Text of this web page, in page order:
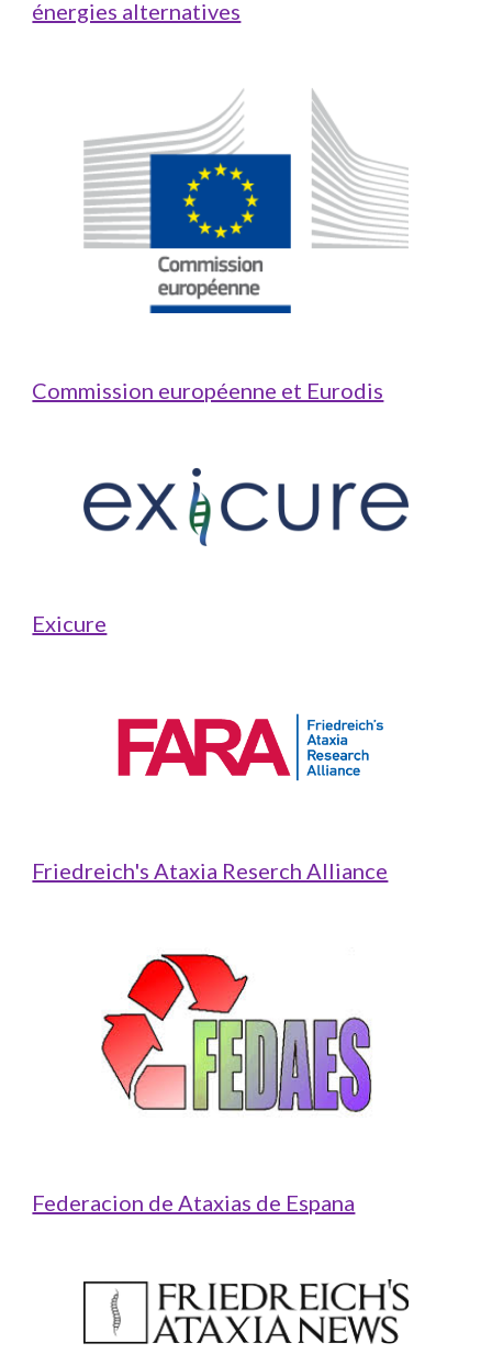
énergies alternatives
Commission européenne et Eurodis
Exicure
Friedreich's Ataxia Reserch Alliance
Federacion de Ataxias de Espana